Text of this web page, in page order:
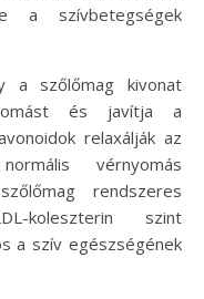
a szívbetegségek
a szőlőmag kivonat
és javítja a
relaxálják az
vérnyomás
rendszeres
koleszterin szint
a szív egészségének